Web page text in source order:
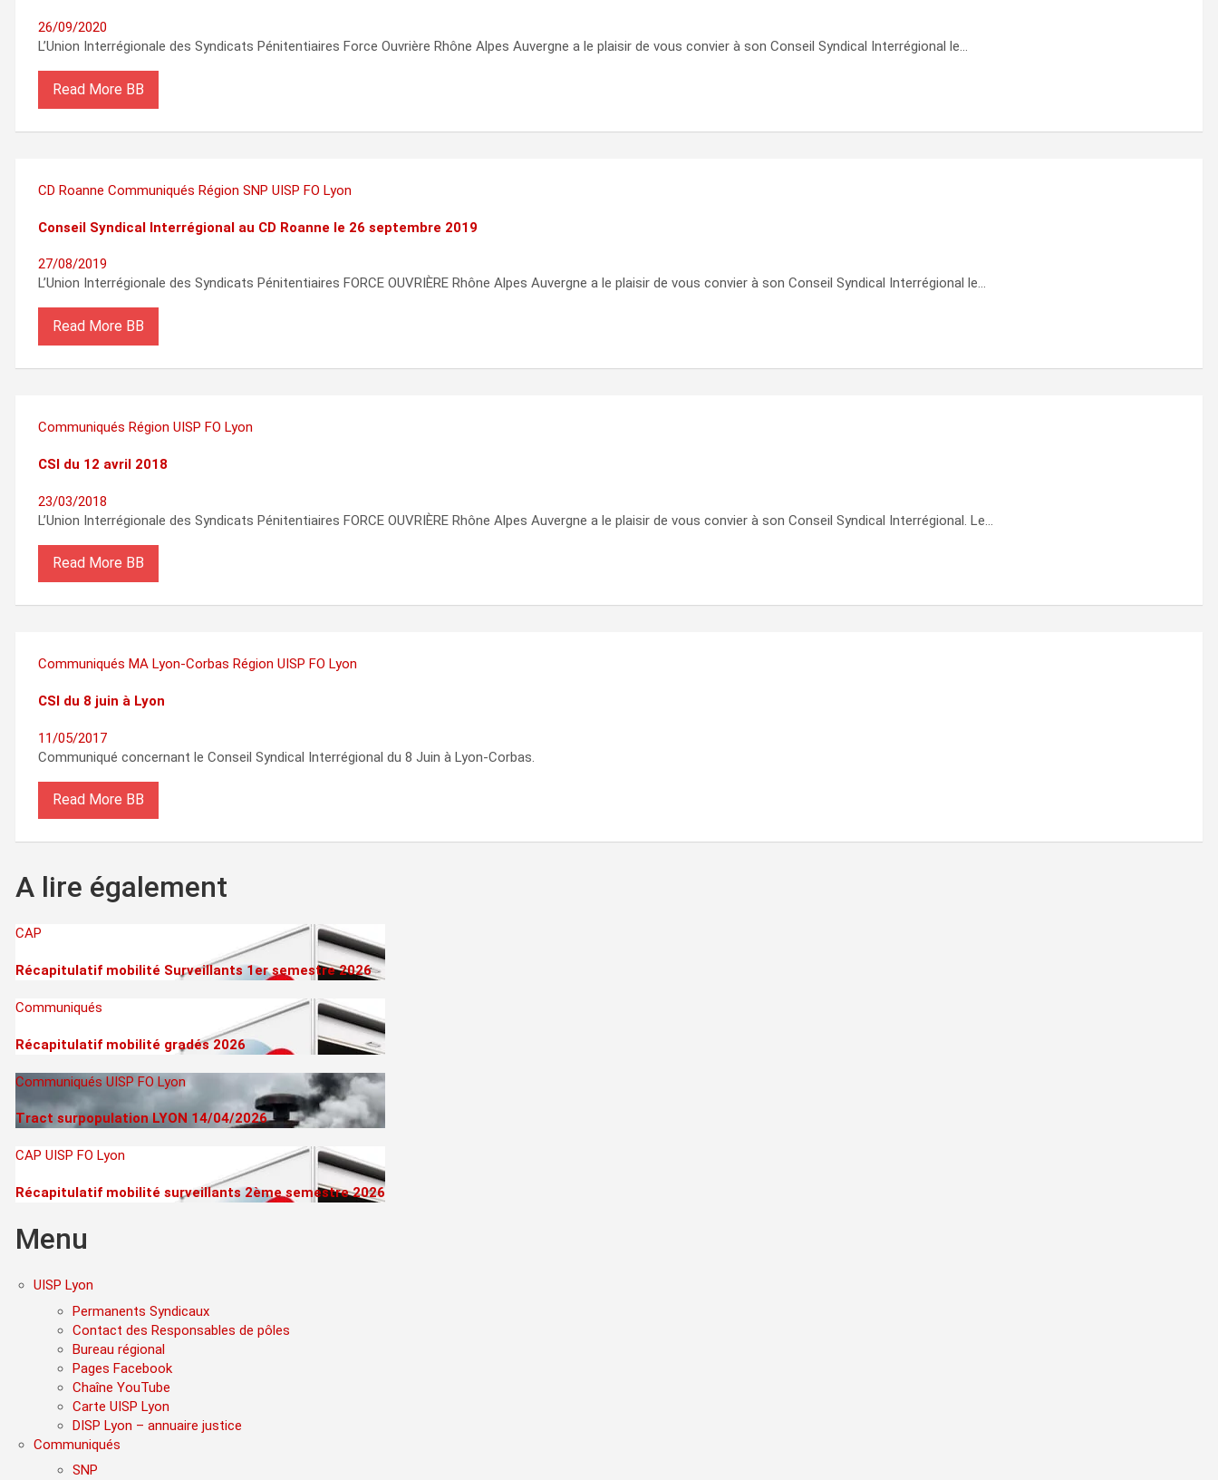
26/09/2020
L’Union Interrégionale des Syndicats Pénitentiaires Force Ouvrière Rhône Alpes Auvergne a le plaisir de vous convier à son Conseil Syndical Interrégional le…
Read More
CD Roanne Communiqués Région SNP UISP FO Lyon
Conseil Syndical Interrégional au CD Roanne le 26 septembre 2019
27/08/2019
L’Union Interrégionale des Syndicats Pénitentiaires FORCE OUVRIÈRE Rhône Alpes Auvergne a le plaisir de vous convier à son Conseil Syndical Interrégional le…
Read More
Communiqués Région UISP FO Lyon
CSI du 12 avril 2018
23/03/2018
L’Union Interrégionale des Syndicats Pénitentiaires FORCE OUVRIÈRE Rhône Alpes Auvergne a le plaisir de vous convier à son Conseil Syndical Interrégional. Le…
Read More
Communiqués MA Lyon-Corbas Région UISP FO Lyon
CSI du 8 juin à Lyon
11/05/2017
Communiqué concernant le Conseil Syndical Interrégional du 8 Juin à Lyon-Corbas.
Read More
A lire également
CAP
Récapitulatif mobilité Surveillants 1er semestre 2026
Communiqués
Récapitulatif mobilité gradés 2026
Communiqués UISP FO Lyon
Tract surpopulation LYON 14/04/2026
CAP UISP FO Lyon
Récapitulatif mobilité surveillants 2ème semestre 2026
Menu
UISP Lyon
Permanents Syndicaux
Contact des Responsables de pôles
Bureau régional
Pages Facebook
Chaîne YouTube
Carte UISP Lyon
DISP Lyon – annuaire justice
Communiqués
SNP